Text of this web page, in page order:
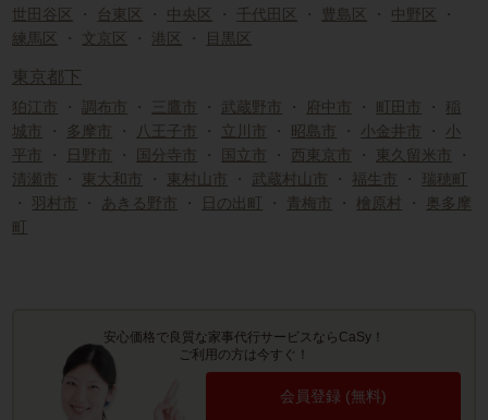
世田谷区
・ 台東区 ・ 中央区 ・ 千代田区 ・ 豊島区 ・ 中野区
・
練馬区
・ 文京区 ・ 港区 ・ 目黒区
東京都下
狛江市 ・ 調布市 ・ 三鷹市 ・ 武蔵野市 ・ 府中市 ・ 町田市 ・ 稲
城市
・ 多摩市 ・ 八王子市 ・ 立川市 ・ 昭島市 ・ 小金井市 ・ 小
平市
・ 日野市 ・ 国分寺市 ・ 国立市 ・ 西東京市 ・ 東久留米市
・
清瀬市
・ 東大和市 ・ 東村山市 ・ 武蔵村山市 ・ 福生市 ・
瑞穂町
・ 羽村市 ・ あきる野市 ・ 日の出町 ・ 青梅市 ・ 檜原村 ・
奥多摩
町
安心価格で良質な家事代行サービスならCaSy！
ご利用の方は今すぐ！
会員登録 (無料)